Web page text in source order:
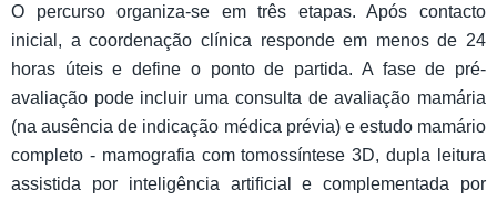
O percurso organiza-se em três etapas. Após contacto
inicial, a coordenação clínica responde em menos de 24
horas úteis e define o ponto de partida. A fase de pré-
avaliação pode incluir uma consulta de avaliação mamária
(na ausência de indicação médica prévia) e estudo mamário
completo - mamografia com tomossíntese 3D, dupla leitura
assistida por inteligência artificial e complementada por